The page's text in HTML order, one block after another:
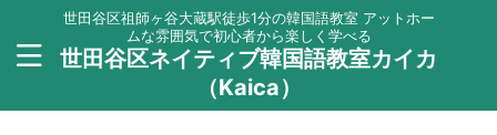
世田谷区祖師ヶ谷大蔵駅徒歩1分の韓国語教室 アットホー
ムな雰囲気で初心者から楽しく学べる
世田谷区ネイティブ韓国語教室カイカ
（Kaica）